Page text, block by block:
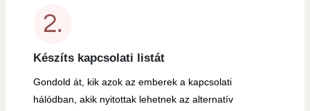
Készíts kapcsolati listát
Gondold át, kik azok az emberek a kapcsolati
hálódban, akik nyitottak lehetnek az alternatív